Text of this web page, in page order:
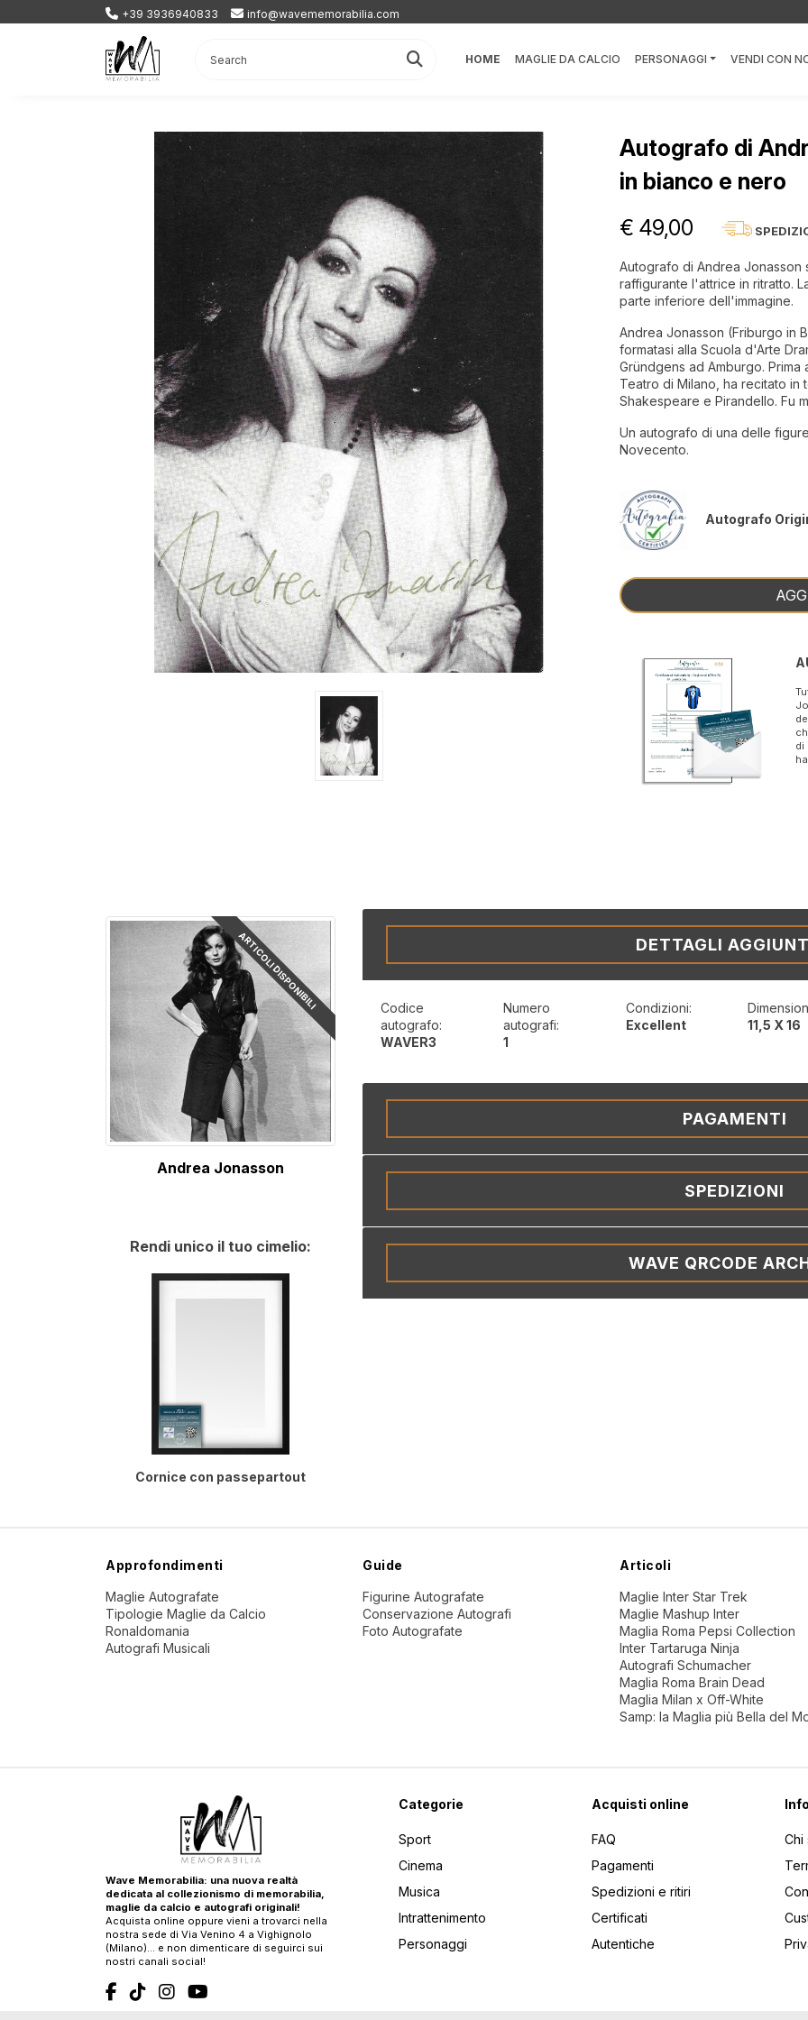
+39 3936940833 info@wavememorabilia.com
HOME MAGLIE DA CALCIO PERSONAGGI VENDI CON
Autografo di
in bianco e nero
€ 49,00
Autografo di Andrea Jonasson
raffigurante l'attrice in ritratto.
parte inferiore dell'immagine.
Andrea Jonasson (Friburgo in
formatasi alla Scuola d'Arte
Gründgens ad Amburgo.
Teatro di Milano, ha recitato in
Shakespeare e Pirandello. Fu
Un autografo di una delle
Novecento.
Autografo
di
ARTICOLI DISPONIBILI
Andrea Jonasson
Rendi unico il tuo cimelio:
Cornice con passepartout
DETTAGLI
Codice
autografo:
WAVER3
Numero
autografi:
1
Condizioni:
Excellent
11,5 X 16
PAGAMENTI
SPEDIZIONI
WAVE QRCODE
Approfondimenti
Maglie Autografate
Tipologie Maglie da Calcio
Ronaldomania
Autografi Musicali
Guide
Figurine Autografate
Conservazione Autografi
Foto Autografate
Articoli
Maglie Inter Star Trek
Maglie Mashup Inter
Maglia Roma Pepsi Collection
Inter Tartaruga Ninja
Autografi Schumacher
Maglia Roma Brain Dead
Maglia Milan x Off-White
Samp: la Maglia più Bella del
Wave Memorabilia: una nuova realtà
dedicata al collezionismo di memorabilia,
maglie da calcio e autografi originali!
Acquista online oppure vieni a trovarci nella
nostra sede di Via Venino 4 a Vighignolo
(Milano)… e non dimenticare di seguirci sui
nostri canali social!
Categorie
Sport
Cinema
Musica
Intrattenimento
Personaggi
Acquisti online
FAQ
Pagamenti
Spedizioni e ritiri
Certificati
Autentiche
Chi